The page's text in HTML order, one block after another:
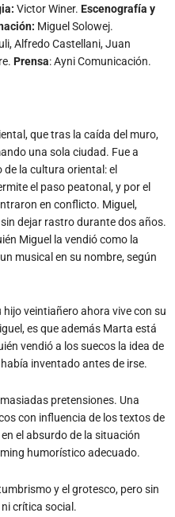
Victor Winer. Escenografía y
Miguel Solowej.
Alfredo Castellani, Juan
Prensa: Ayni Comunicación.
que tras la caída del muro,
una sola ciudad. Fue a
la cultura oriental: el
el paso peatonal, y por el
en conflicto. Miguel,
dejar rastro durante dos años.
Miguel la vendió como la
musical en su nombre, según
veintiañero ahora vive con su
es que además Marta está
vendió a los suecos la idea de
inventado antes de irse.
pretensiones. Una
con influencia de los textos de
el absurdo de la situación
humorístico adecuado.
y el grotesco, pero sin
crítica social.